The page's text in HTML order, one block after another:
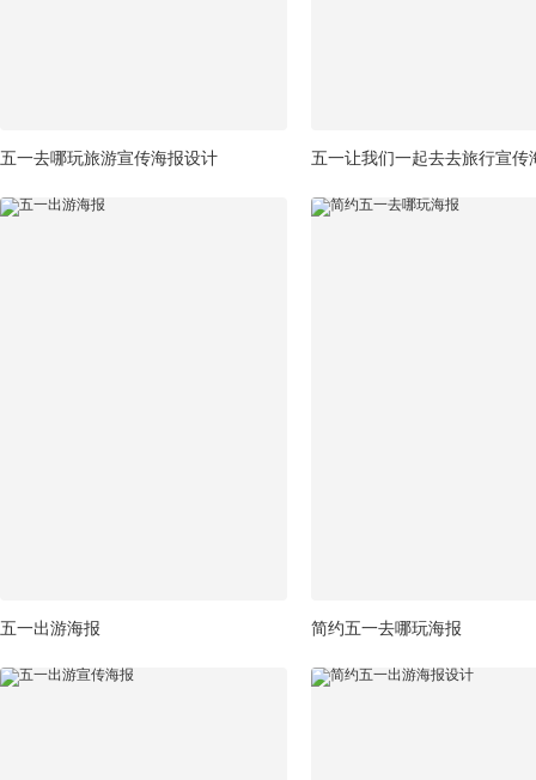
五一去哪玩旅游宣传海报设计 五一让我们一起去去旅行宣传
五一出游海报 简约五一去哪玩海报